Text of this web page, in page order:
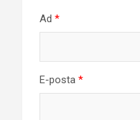
Ad *
E-posta *